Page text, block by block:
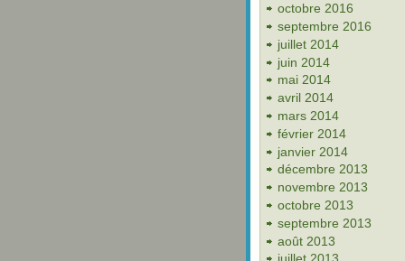
octobre 2016
septembre 2016
juillet 2014
juin 2014
mai 2014
avril 2014
mars 2014
février 2014
janvier 2014
décembre 2013
novembre 2013
octobre 2013
septembre 2013
août 2013